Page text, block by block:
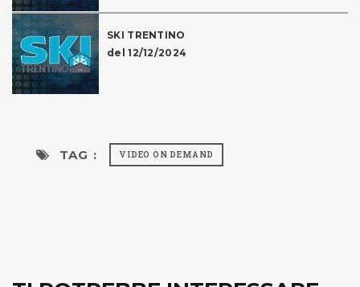
SKI TRENTINO
del 12/12/2024
TAG : VIDEO ON DEMAND